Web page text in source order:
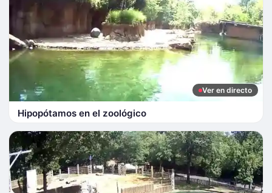
Ver en directo
Hipopótamos en el zoológico